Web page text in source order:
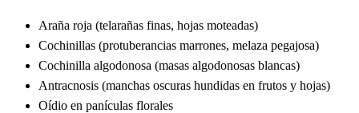
Araña roja (telarañas finas, hojas moteadas)
Cochinillas (protuberancias marrones, melaza pegajosa)
Cochinilla algodonosa (masas algodonosas blancas)
Antracnosis (manchas oscuras hundidas en frutos y hojas)
Oídio en panículas florales